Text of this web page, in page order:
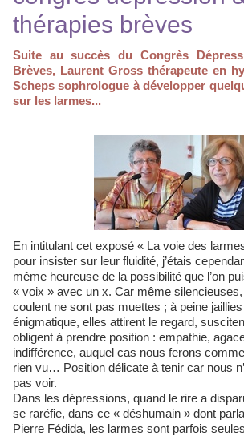
thérapies brèves
Suite au succès du Congrès
Brèves, Laurent Gross thérapeute en
Scheps sophrologue à développer
sur les larmes...
En intitulant cet exposé « La voie des larmes », voie avec un e
pour insister sur leur fluidité, j’étais
même heureuse de la possibilité que l’on
« voix » avec un x. Car même
coulent ne sont pas muettes ; à peine
énigmatique, elles attirent le regard,
obligent à prendre position : empathie,
indifférence, auquel cas nous ferons
rien vu… Position délicate à tenir car nous
pas voir.
Dans les dépressions, quand le rire a
se raréfie, dans ce « déshumain » dont
Pierre Fédida, les larmes sont parfois